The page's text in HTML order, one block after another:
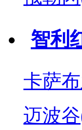
智利
卡萨布
迈波